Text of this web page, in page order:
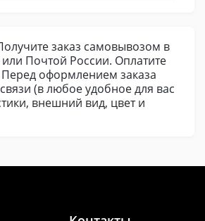
заказ самовывозом в
Почтой России. Оплатите
оформлением заказа
(в любое удобное для вас
внешний вид, цвет и